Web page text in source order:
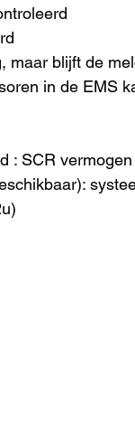
maar blijft de
in de EMS
: SCR